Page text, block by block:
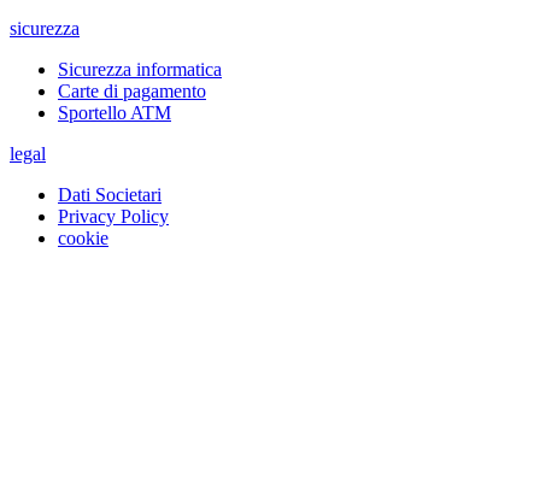
sicurezza
Sicurezza informatica
Carte di pagamento
Sportello ATM
legal
Dati Societari
Privacy Policy
cookie